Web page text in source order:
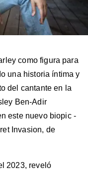
como figura para
una historia íntima y
del cantante en la
Ben-Adir
este nuevo biopic -
Invasion, de
2023, reveló